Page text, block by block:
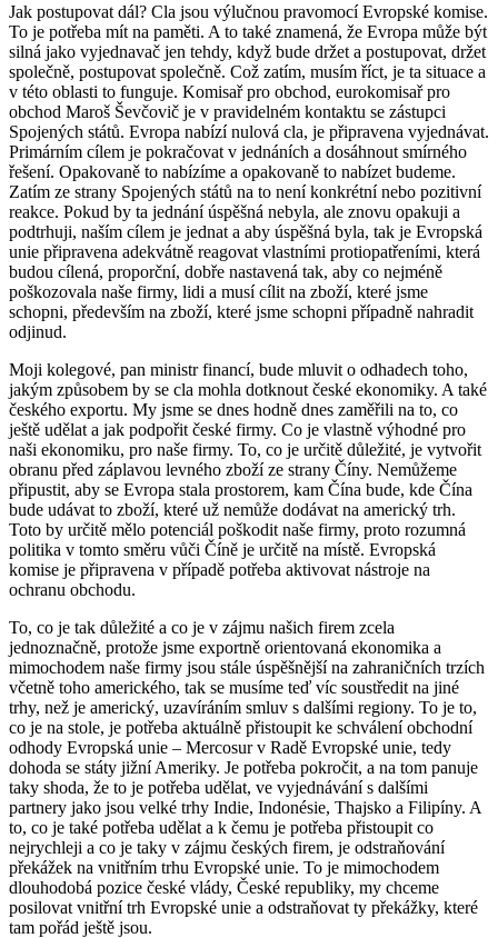
Jak postupovat dál? Cla jsou výlučnou pravomocí Evropské komise.
To je potřeba mít na paměti. A to také znamená, že Evropa může být
silná jako vyjednavač jen tehdy, když bude držet a postupovat, držet
společně, postupovat společně. Což zatím, musím říct, je ta situace a
v této oblasti to funguje. Komisař pro obchod, eurokomisař pro
obchod Maroš Ševčovič je v pravidelném kontaktu se zástupci
Spojených států. Evropa nabízí nulová cla, je připravena vyjednávat.
Primárním cílem je pokračovat v jednáních a dosáhnout smírného
řešení. Opakovaně to nabízíme a opakovaně to nabízet budeme.
Zatím ze strany Spojených států na to není konkrétní nebo pozitivní
reakce. Pokud by ta jednání úspěšná nebyla, ale znovu opakuji a
podtrhuji, naším cílem je jednat a aby úspěšná byla, tak je Evropská
unie připravena adekvátně reagovat vlastními protiopatřeními, která
budou cílená, proporční, dobře nastavená tak, aby co nejméně
poškozovala naše firmy, lidi a musí cílit na zboží, které jsme
schopni, především na zboží, které jsme schopni případně nahradit
odjinud.
Moji kolegové, pan ministr financí, bude mluvit o odhadech toho,
jakým způsobem by se cla mohla dotknout české ekonomiky. A také
českého exportu. My jsme se dnes hodně dnes zaměřili na to, co
ještě udělat a jak podpořit české firmy. Co je vlastně výhodné pro
naši ekonomiku, pro naše firmy. To, co je určitě důležité, je vytvořit
obranu před záplavou levného zboží ze strany Číny. Nemůžeme
připustit, aby se Evropa stala prostorem, kam Čína bude, kde Čína
bude udávat to zboží, které už nemůže dodávat na americký trh.
Toto by určitě mělo potenciál poškodit naše firmy, proto rozumná
politika v tomto směru vůči Číně je určitě na místě. Evropská
komise je připravena v případě potřeba aktivovat nástroje na
ochranu obchodu.
To, co je tak důležité a co je v zájmu našich firem zcela
jednoznačně, protože jsme exportně orientovaná ekonomika a
mimochodem naše firmy jsou stále úspěšnější na zahraničních trzích
včetně toho amerického, tak se musíme teď víc soustředit na jiné
trhy, než je americký, uzavíráním smluv s dalšími regiony. To je to,
co je na stole, je potřeba aktuálně přistoupit ke schválení obchodní
odhody Evropská unie – Mercosur v Radě Evropské unie, tedy
dohoda se státy jižní Ameriky. Je potřeba pokročit, a na tom panuje
taky shoda, že to je potřeba udělat, ve vyjednávání s dalšími
partnery jako jsou velké trhy Indie, Indonésie, Thajsko a Filipíny. A
to, co je také potřeba udělat a k čemu je potřeba přistoupit co
nejrychleji a co je taky v zájmu českých firem, je odstraňování
překážek na vnitřním trhu Evropské unie. To je mimochodem
dlouhodobá pozice české vlády, České republiky, my chceme
posilovat vnitřní trh Evropské unie a odstraňovat ty překážky, které
tam pořád ještě jsou.